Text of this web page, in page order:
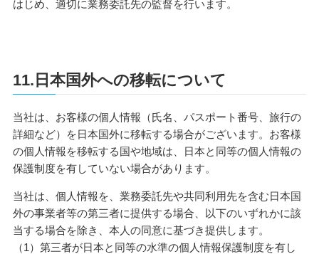
はじめ、適切に業務委託先の監督を行います。
11.日本国外への移転について
当社は、お客様の個人情報（氏名、パスポート番号、旅行の
詳細など）を日本国外に移転する場合がございます。お客様
の個人情報を移転する国や地域は、日本と同等の個人情報の
保護制度を有していない場合があります。
当社は、個人情報を、業務委託先や共同利用先を含む日本国
外の事業者等の第三者に提供する場合、以下のいずれかに該
当する場合を除き、本人の同意に基づき提供します。
（1）第三者が日本と同等の水準の個人情報保護制度を有し